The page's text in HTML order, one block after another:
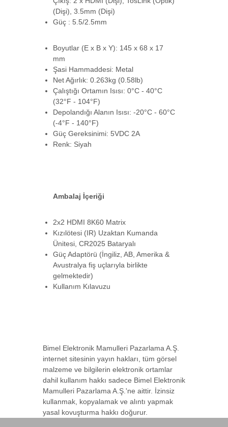
LIN-38534
(Dişi), 3.5mm (Dişi)
Güç : 5.5/2.5mm
Boyutlar (E x B x Y): 145 x 68 x 17
mm
Şasi Hammaddesi: Metal
Net Ağırlık: 0.263kg (0.58lb)
Çalıştığı Ortamın Isısı: 0°C - 40°C
(32°F - 104°F)
Depolandığı Alanın Isısı: -20°C - 60°C
(-4°F - 140°F)
Güç Gereksinimi: 5VDC 2A
Renk: Siyah
Ambalaj İçeriği
2x2 HDMI 8K60 Matrix
Kızılötesi (IR) Uzaktan Kumanda
Ünitesi, CR2025 Bataryalı
Güç Adaptörü (İngiliz, AB, Amerika &
Avustralya fiş uçlarıyla birlikte
gelmektedir)
Kullanım Kılavuzu
Bimel Elektronik Mamulleri Pazarlama A.Ş.
internet sitesinin yayın hakları, tüm görsel
malzeme ve bilgilerin elektronik ortamlar
dahil kullanım hakkı sadece Bimel Elektronik
Mamulleri Pazarlama A.Ş.'ne aittir. İzinsiz
kullanmak, kopyalamak ve alıntı yapmak
yasal kovuşturma hakkı doğurur.